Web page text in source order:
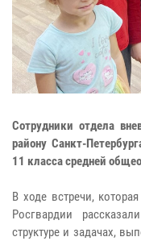
Сотрудники отдела
району Санкт-
11 класса средней
В ходе встречи,
Росгвардии
структуре и задачах,